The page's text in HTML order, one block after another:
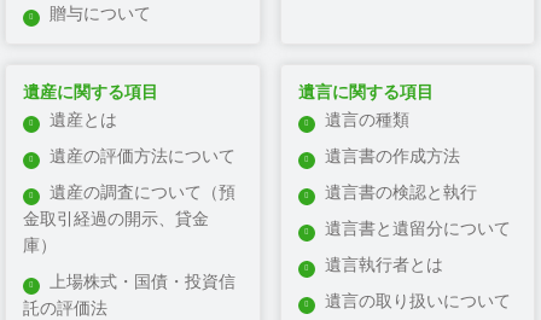
うきは市
遠賀郡
嘉穂郡
三潴郡
贈与について
遺産に関する項目
遺産とは
遺産の評価方法について
遺産の調査について（預
金取引経過の開示、貸金
庫）
上場株式・国債・投資信
託の評価法
遺言に関する項目
遺言の種類
遺言書の作成方法
遺言書の検認と執行
遺言書と遺留分について
遺言執行者とは
遺言の取り扱いについて